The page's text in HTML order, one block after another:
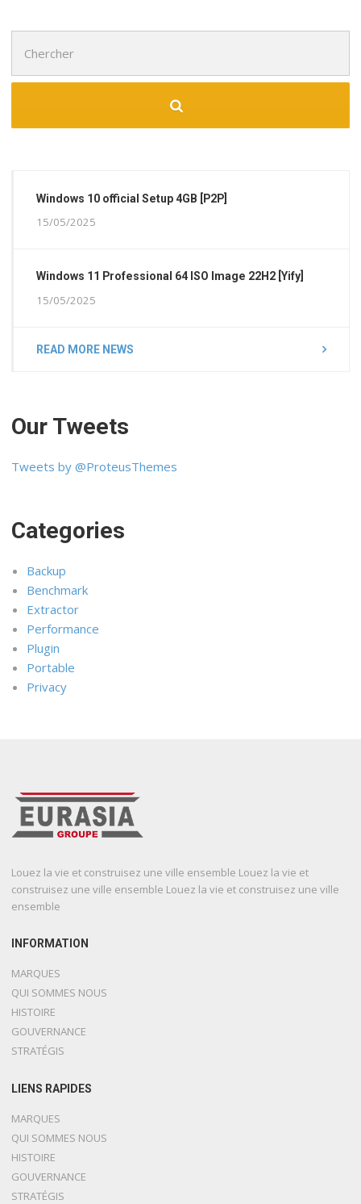
Windows 10 official Setup 4GB [P2P]
15/05/2025
Windows 11 Professional 64 ISO Image 22H2 [Yify]
15/05/2025
READ MORE NEWS
Our Tweets
Tweets by @ProteusThemes
Categories
Backup
Benchmark
Extractor
Performance
Plugin
Portable
Privacy
Louez la vie et construisez une ville ensemble Louez la vie et
construisez une ville ensemble Louez la vie et construisez une ville
ensemble
INFORMATION
MARQUES
QUI SOMMES NOUS
HISTOIRE
GOUVERNANCE
STRATÉGIS
LIENS RAPIDES
MARQUES
QUI SOMMES NOUS
HISTOIRE
GOUVERNANCE
STRATÉGIS